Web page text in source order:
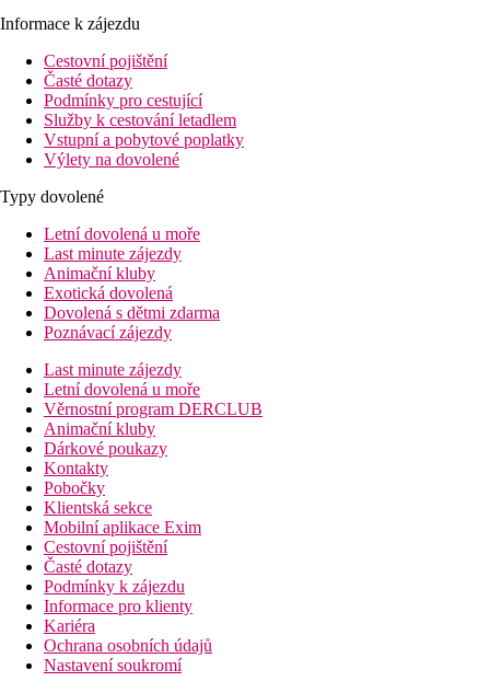
Informace k zájezdu
Cestovní pojištění
Časté dotazy
Podmínky pro cestující
Služby k cestování letadlem
Vstupní a pobytové poplatky
Výlety na dovolené
Typy dovolené
Letní dovolená u moře
Last minute zájezdy
Animační kluby
Exotická dovolená
Dovolená s dětmi zdarma
Poznávací zájezdy
Last minute zájezdy
Letní dovolená u moře
Věrnostní program DERCLUB
Animační kluby
Dárkové poukazy
Kontakty
Pobočky
Klientská sekce
Mobilní aplikace Exim
Cestovní pojištění
Časté dotazy
Podmínky k zájezdu
Informace pro klienty
Kariéra
Ochrana osobních údajů
Nastavení soukromí